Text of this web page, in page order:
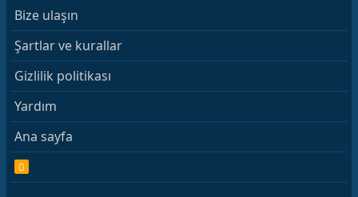
Bize ulaşın
Şartlar ve kurallar
Gizlilik politikası
Yardım
Ana sayfa
R
S